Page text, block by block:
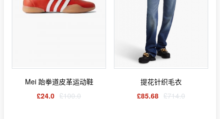
Mei 跆拳道皮革运动鞋
£24.0 £100.0
提花针织毛衣
£85.68 £714.0